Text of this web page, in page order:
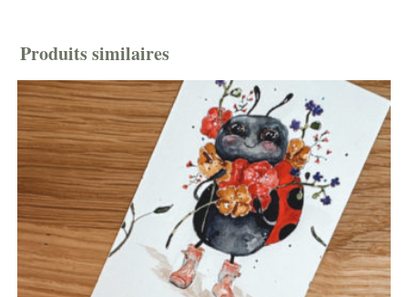
Produits similaires